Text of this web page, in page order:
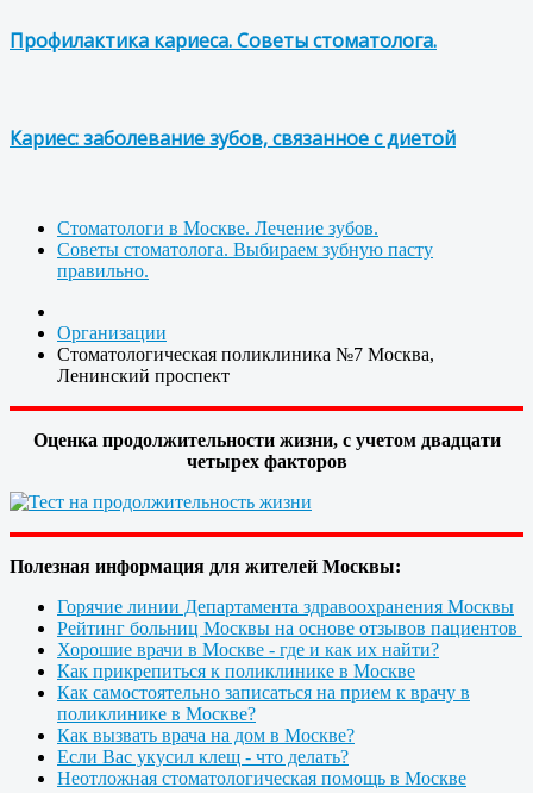
Профилактика кариеса. Советы стоматолога.
Кариес: заболевание зубов, связанное с диетой
Стоматологи в Москве. Лечение зубов.
Советы стоматолога. Выбираем зубную пасту
правильно.
Организации
Стоматологическая поликлиника №7 Москва,
Ленинский проспект
Оценка продолжительности жизни, с учетом двадцати
четырех факторов
Полезная информация для жителей Москвы:
Горячие линии Департамента здравоохранения Москвы
Рейтинг больниц Москвы на основе отзывов пациентов
Хорошие врачи в Москве - где и как их найти?
Как прикрепиться к поликлинике в Москве
Как самостоятельно записаться на прием к врачу в
поликлинике в Москве?
Как вызвать врача на дом в Москве?
Если Вас укусил клещ - что делать?
Неотложная стоматологическая помощь в Москве